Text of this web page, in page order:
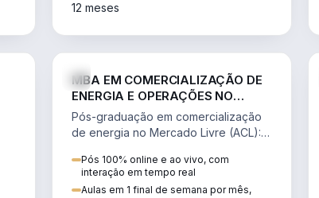
12 meses
MBA EM COMERCIALIZAÇÃO DE
ENERGIA E OPERAÇÕES NO
MERCADO LIVRE
Pós-graduação em comercialização
de energia no Mercado Livre (ACL):
risco e migração de clientes.
Pós 100% online e ao vivo, com
interação em tempo real
Aulas em 1 final de semana por mês,